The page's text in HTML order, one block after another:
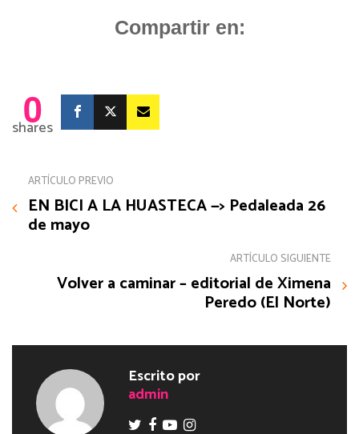
Compartir en:
0
shares
ARTÍCULO PREVIO
EN BICI A LA HUASTECA —> Pedaleada 26
de mayo
ARTÍCULO SIGUIENTE
Volver a caminar – editorial de Ximena
Peredo (El Norte)
Escrito por
admin